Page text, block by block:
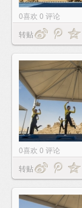
0喜欢 0 评论
转贴
0喜欢 0 评论
转贴